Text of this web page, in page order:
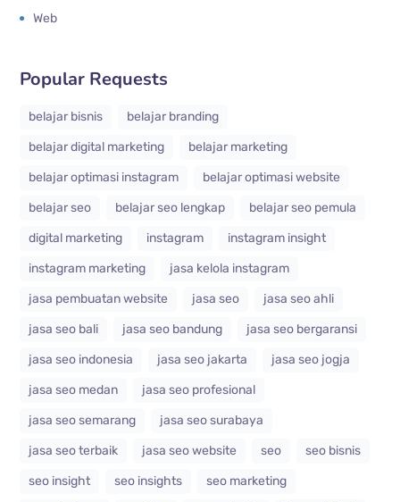
Web
Popular Requests
belajar bisnis
belajar branding
belajar digital marketing
belajar marketing
belajar optimasi instagram
belajar optimasi website
belajar seo
belajar seo lengkap
belajar seo pemula
digital marketing
instagram
instagram insight
instagram marketing
jasa kelola instagram
jasa pembuatan website
jasa seo
jasa seo ahli
jasa seo bali
jasa seo bandung
jasa seo bergaransi
jasa seo indonesia
jasa seo jakarta
jasa seo jogja
jasa seo medan
jasa seo profesional
jasa seo semarang
jasa seo surabaya
jasa seo terbaik
jasa seo website seo
seo bisnis
seo insight
seo insights
seo marketing